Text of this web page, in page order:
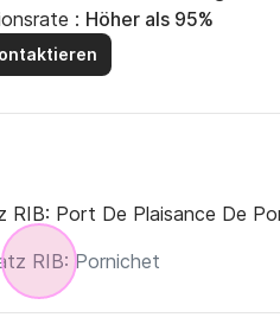
: Höher als 95%
RIB: Port De Plaisance De